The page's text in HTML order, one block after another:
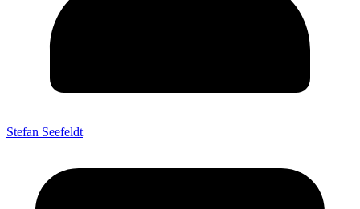
Stefan Seefeldt